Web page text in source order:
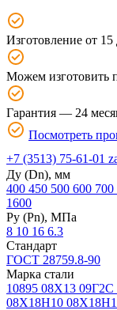
Изготовление от 15
Можем изготовить
Гарантия — 24
Посмотреть
+7 (3513) 75-61-01
Ду (Dn), мм
400 450 500 600 700
1600
Ру (Рn), МПа
8 10 16 6.3
Стандарт
ГОСТ 28759.8-90
Марка стали
10895 08Х13 09Г2С
08Х18Н10